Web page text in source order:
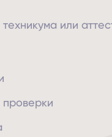
или
проверки